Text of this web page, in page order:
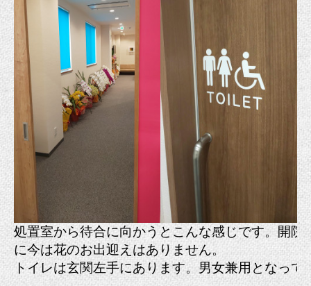
処置室から待合に向かうとこんな感じです。開
に今は花のお出迎えはありません。
トイレは玄関左手にあります。男女兼用となって